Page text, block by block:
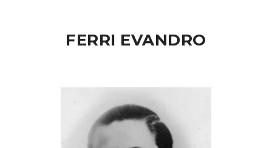
FERRI EVANDRO